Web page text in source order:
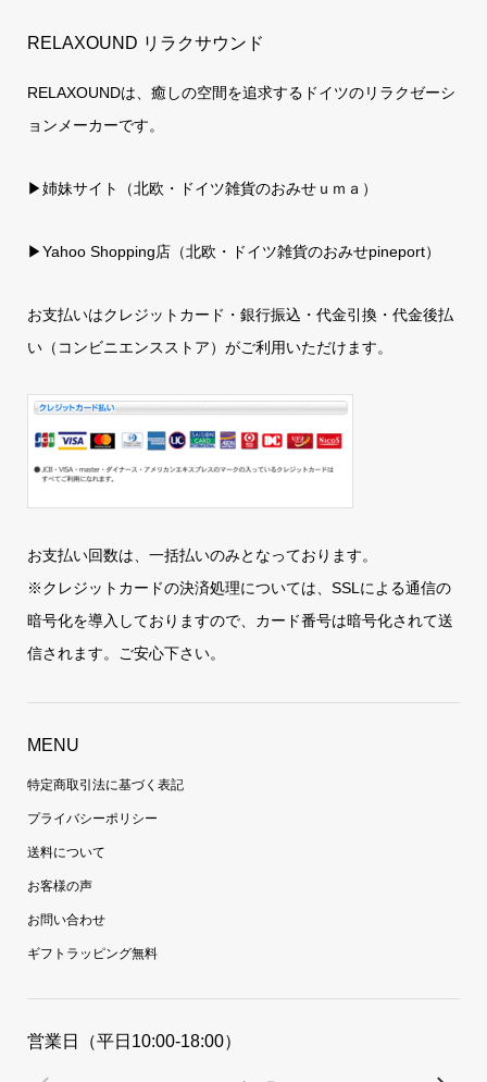
RELAXOUND リラクサウンド
RELAXOUNDは、癒しの空間を追求するドイツのリラクゼーシ
ョンメーカーです。
▶姉妹サイト（北欧・ドイツ雑貨のおみせｕｍａ）
▶Yahoo Shopping店（北欧・ドイツ雑貨のおみせpineport）
お支払いはクレジットカード・銀行振込・代金引換・代金後払
い（コンビニエンスストア）がご利用いただけます。
お支払い回数は、一括払いのみとなっております。
※クレジットカードの決済処理については、SSLによる通信の
暗号化を導入しておりますので、カード番号は暗号化されて送
信されます。ご安心下さい。
MENU
特定商取引法に基づく表記
プライバシーポリシー
送料について
お客様の声
お問い合わせ
ギフトラッピング無料
営業日（平日10:00-18:00）